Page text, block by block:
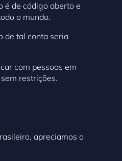
é de código aberto e
o mundo.
de tal conta seria
com pessoas em
restrições.
apreciamos o